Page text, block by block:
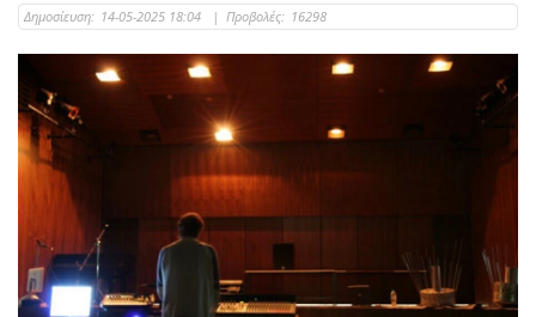
Δημοσίευση: 14-05-2025 18:04 | Προβολές: 16298